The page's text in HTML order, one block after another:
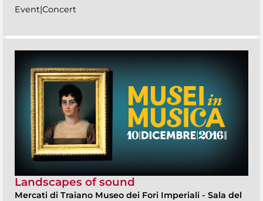
Event|Concert
Landscapes of sound
Mercati di Traiano Museo dei Fori Imperiali - Sala del